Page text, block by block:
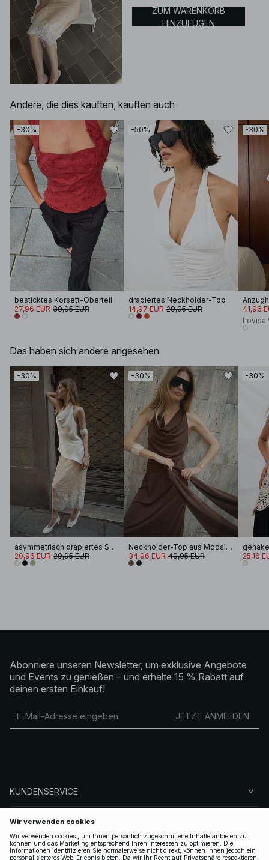
ZUM WARENKORB
HINZUFÜGEN
Andere, die dies kauften, kauften auch
-30%
besticktes Korsett-Oberteil
27,96 EUR 39,95 EUR
-50%
drapiertes Neckholder-Top
14,97 EUR 29,95 EUR
-30%
41,96
Lovisa
Das haben sich andere angesehen
-30%
asymmetrisch drapiertes Satin-Neckholder-Top
20,96 EUR 29,95 EUR
-30%
Neckholder-Top aus Modal mit Quastenschal
34,96 EUR 49,95 EUR
-30%
25,16
Abonniere unseren Newsletter, um exklusive Angebote
und Events zu genießen – und erhalte 15 % Rabatt auf
deinen ersten Einkauf!
JETZT ANMELDEN
KUNDENSERVICE
ÜBER NA-KD
FOLGEN SIE UNS